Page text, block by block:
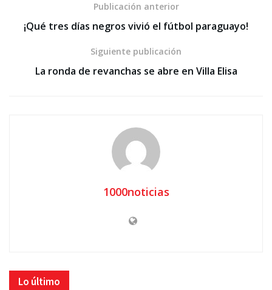
Publicación anterior
¡Qué tres días negros vivió el fútbol paraguayo!
Siguiente publicación
La ronda de revanchas se abre en Villa Elisa
1000noticias
Lo último